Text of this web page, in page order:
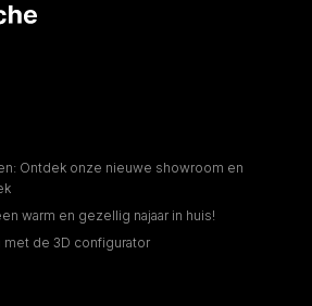
Ontdek onze nieuwe showroom en
warm en gezellig najaar in huis!
de 3D configurator